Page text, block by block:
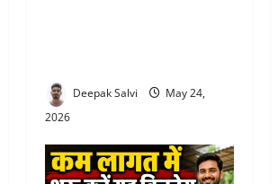
Deepak Salvi
May 24,
2026